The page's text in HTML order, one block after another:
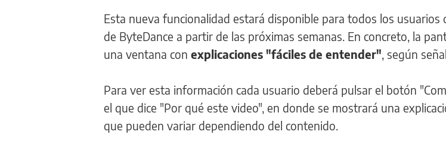
Esta nueva funcionalidad estará disponible para todos los
de ByteDance a partir de las próximas semanas. En concreto, la
una ventana con explicaciones "fáciles de entender" , según
Para ver esta información cada usuario deberá pulsar el botón
el que dice "Por qué este video", en donde se mostrará una
que pueden variar dependiendo del contenido.